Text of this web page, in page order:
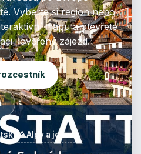
Vyberte si region nebo
mapu a otevřete
i ověřený zájezd.
Alpy a jezera